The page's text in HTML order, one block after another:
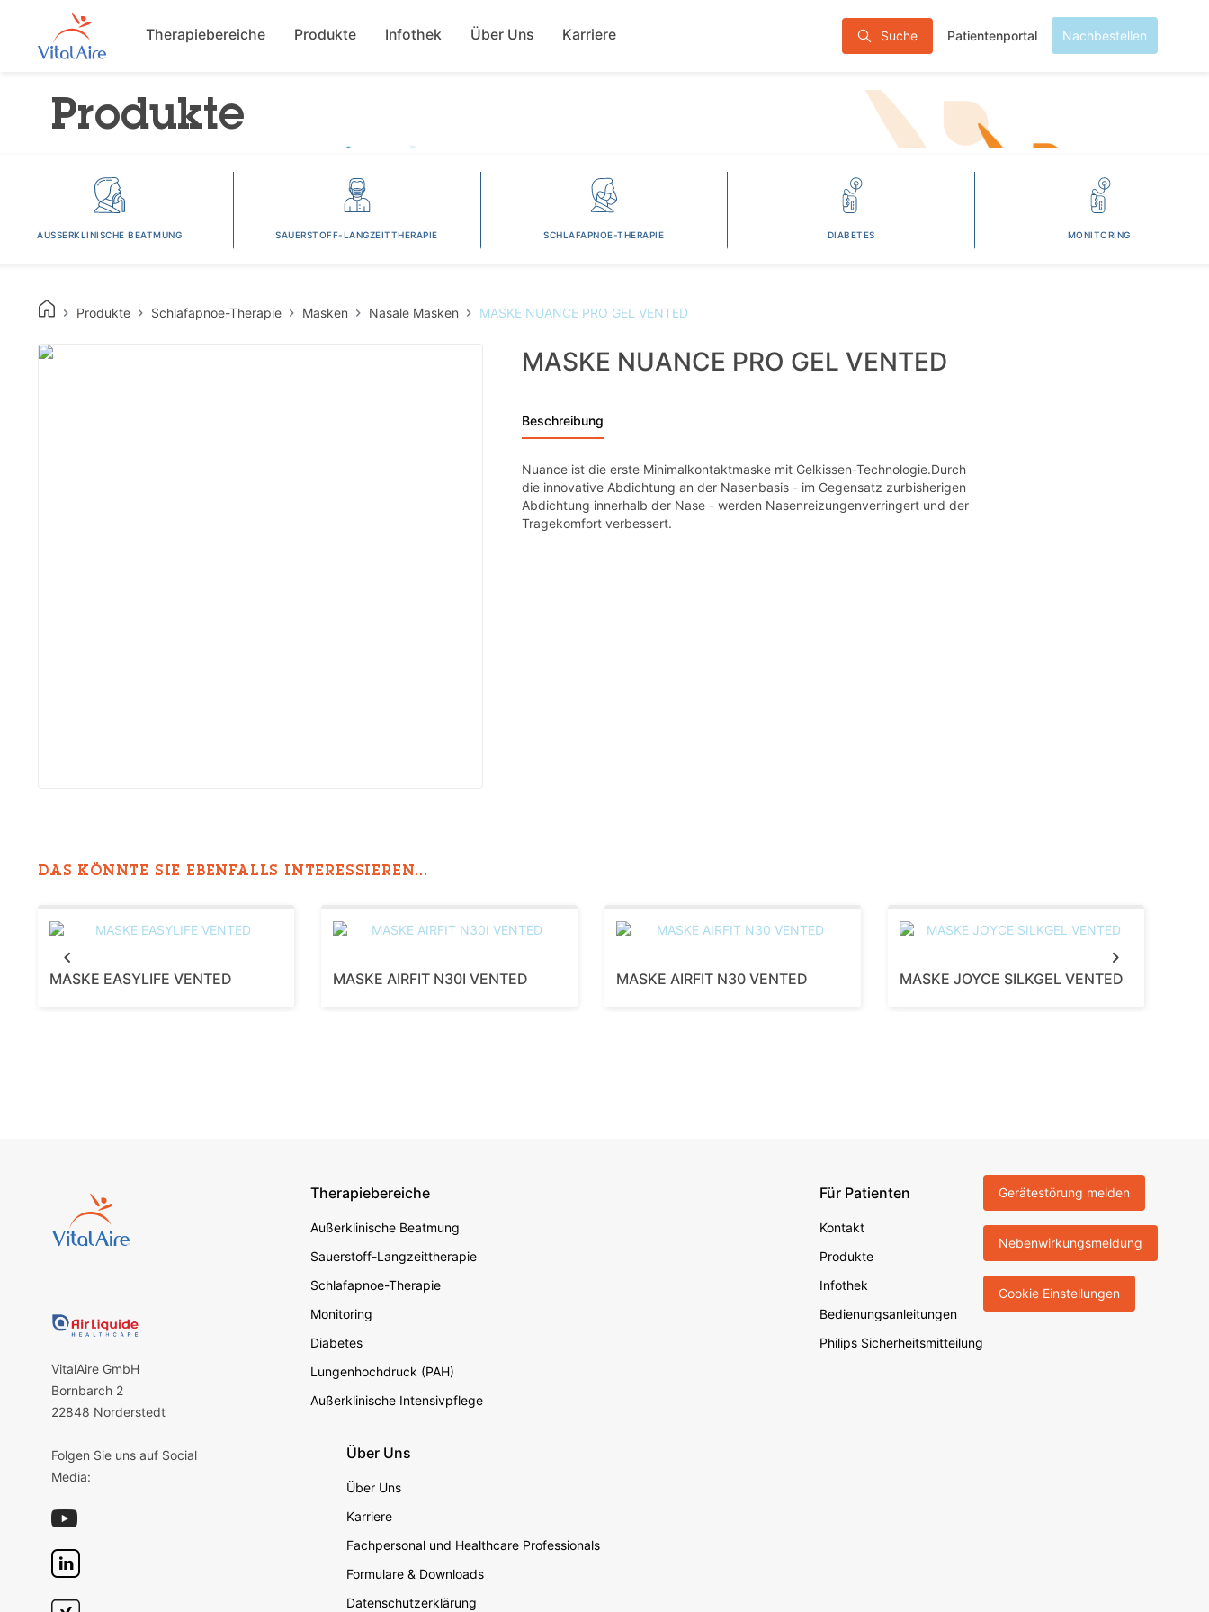
zum
Suche Patientenportal Nachbestellen
Main navigation
Therapiebereiche Produkte Infothek Über Uns Karriere
Produkte
AUSSERKLINISCHE BEATMUNG SAUERSTOFF-LANGZEITTHERAPIE SCHLAFAPNOE-THERAPIE DIABETES MONITORING
Produkte Schlafapnoe-Therapie Masken Nasale Masken MASKE NUANCE PRO GEL VENTED
MASKE NUANCE PRO GEL VENTED
Beschreibung
Nuance ist die erste Minimalkontaktmaske mit Gelkissen-Technologie.Durch
die innovative Abdichtung an der Nasenbasis - im Gegensatz zurbisherigen
Abdichtung innerhalb der Nase - werden Nasenreizungenverringert und der
Tragekomfort verbessert.
DAS KÖNNTE SIE EBENFALLS INTERESSIEREN...
MASKE EASYLIFE VENTED MASKE AIRFIT N30I VENTED MASKE AIRFIT N30 VENTED MASKE JOYCE SILKGEL VENTED
VitalAire GmbH
Bornbarch 2
22848 Norderstedt
Folgen Sie uns auf Social
Media:
Footer secondary
Therapiebereiche
Außerklinische Beatmung
Sauerstoff-Langzeittherapie
Schlafapnoe-Therapie
Monitoring
Diabetes
Lungenhochdruck (PAH)
Außerklinische Intensivpflege
Für Patienten
Kontakt
Produkte
Infothek
Bedienungsanleitungen
Philips Sicherheitsmitteilung
Über Uns
Über Uns
Karriere
Fachpersonal und Healthcare Professionals
Formulare & Downloads
Datenschutzerklärung
Gerätestörung melden
Nebenwirkungsmeldung
Cookie Einstellungen